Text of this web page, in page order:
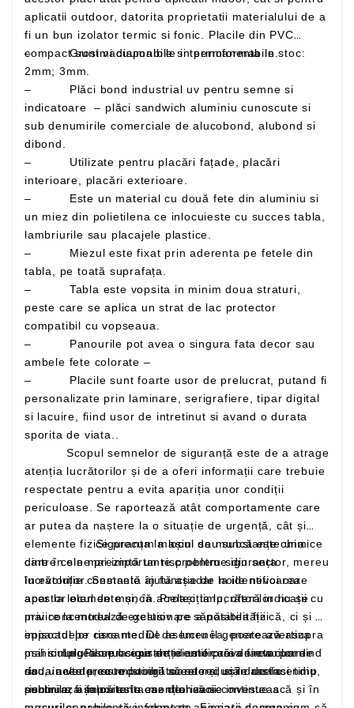
aplicatii outdoor, datorita proprietatii materialului de a
fi un bun izolator termic si fonic. Placile din PVC
compact sunt vacuumabile si termoformabile.
– Grosimi disponibile in permanenta in stoc:
2mm; 3mm.
– Plăci bond industrial uv pentru semne si
indicatoare – plăci sandwich aluminiu cunoscute si
sub denumirile comerciale de alucobond, alubond si
dibond.
– Utilizate pentru placări fațade, placări
interioare, placări exterioare.
– Este un material cu două fete din aluminiu si
un miez din polietilena ce inlocuieste cu succes tabla,
lambriurile sau placajele plastice.
– Miezul este fixat prin aderenta pe fetele din
tabla, pe toată suprafața.
– Tabla este vopsita in minim doua straturi,
peste care se aplica un strat de lac protector
compatibil cu vopseaua.
– Panourile pot avea o singura fata decor sau
ambele fete colorate –
– Placile sunt foarte usor de prelucrat, putand fi
personalizate prin laminare, serigrafiere, tipar digital
si lacuire, fiind usor de intretinut si avand o durata
sporita de viata..
atenția lucrătorilor și de a oferi informații care trebuie
respectate pentru a evita apariția unor condiții
periculoase. Se raportează atât comportamente care
ar putea da naștere la o situație de urgență, cât și
elemente fizice precum mașini sau substanțe chimice
care în sine prezintă un risc pentru siguranța
lucrătorilor. Semnele ajută așadar la identificarea
acestor elemente și, în același timp, oferă indicații cu
privire la modul de gestionare a posibilității
episoadelor riscante. De asemenea, poate avertiza
mai simplu asupra existenței unor căi de evacuare
sau unelte precum stingătoarele și ușile de incendiu,
pentru a fi folosite în caz de nevoie.
Siguranța la locul de muncă este una
dintre cele mai importante probleme din sector, mereu
în evoluție constantă în funcție de noile nevoi care
apar la locul de muncă. Protecția lucrătorilor nu se
mai concentrează exclusiv pe sănătatea fizică, ci și pe
impactul pe care mediul de lucru îl generează asupra
psihicului. Pilonul siguranței este prevenirea: pornind
de la acesta, este posibil să se reducă drastic
riscurile, așa că este esențial să se investească și în
Legea se ocupa de identificarea factorilor de
risc, in vederea reducerii acestora, si in acelasi timp
subliniaza importanta monitorizarii continue a